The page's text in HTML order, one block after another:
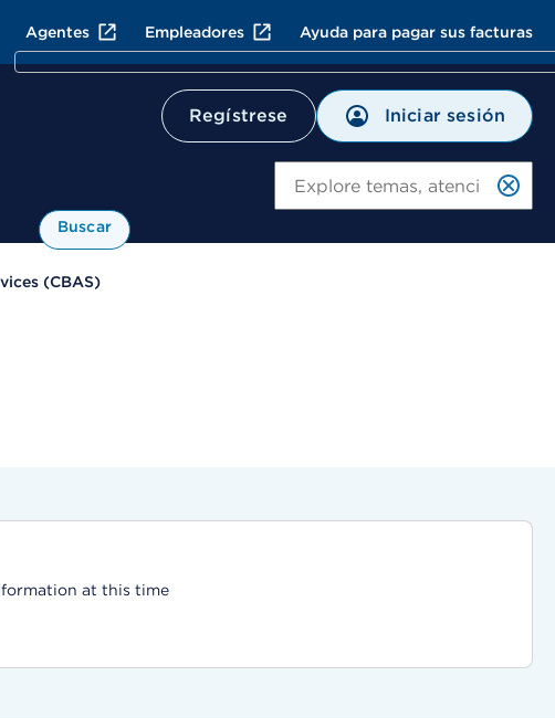
Agentes Empleadores Ayuda para pagar sus facturas
Regístrese Iniciar sesión
Buscar
(CBAS)
at this time